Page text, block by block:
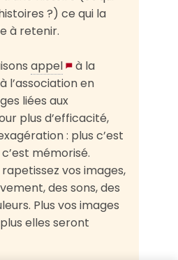
?) ce qui la
à retenir.
appel
à la
l’association en
liées aux
plus d’efficacité,
: plus c’est
mémorisé.
vos images,
des sons, des
Plus vos images
elles seront